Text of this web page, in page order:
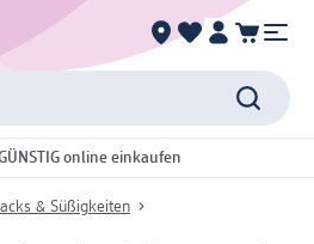
online einkaufen
& Süßigkeiten